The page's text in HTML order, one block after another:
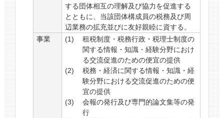
する団体相互の理解及び協力を促進する
とともに、当該団体構成員の税務及び周
辺業務の拡充並びに友好親睦に資する。
事業
租税制度・税務行政・税理士制度の
関する情報・知識・経験分野におけ
る交流促進のための便宜の提供
税務・経済に関する情報・知識・経
験分野における交流促進のための便
宜の提供
会報の発行及び専門的論文集等の発
行